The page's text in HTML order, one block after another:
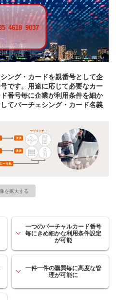
6 0884 8523
ング・カードを親番号として企
です。用途に応じて必要なカー
番号毎に企業が利用条件を細か
てパーチェシング・カード名義
を拡大する
一つのバーチャルカード番号
毎にきめ細かな利用条件設定
が可能
一件一件の購買毎に高度な管
理が可能に